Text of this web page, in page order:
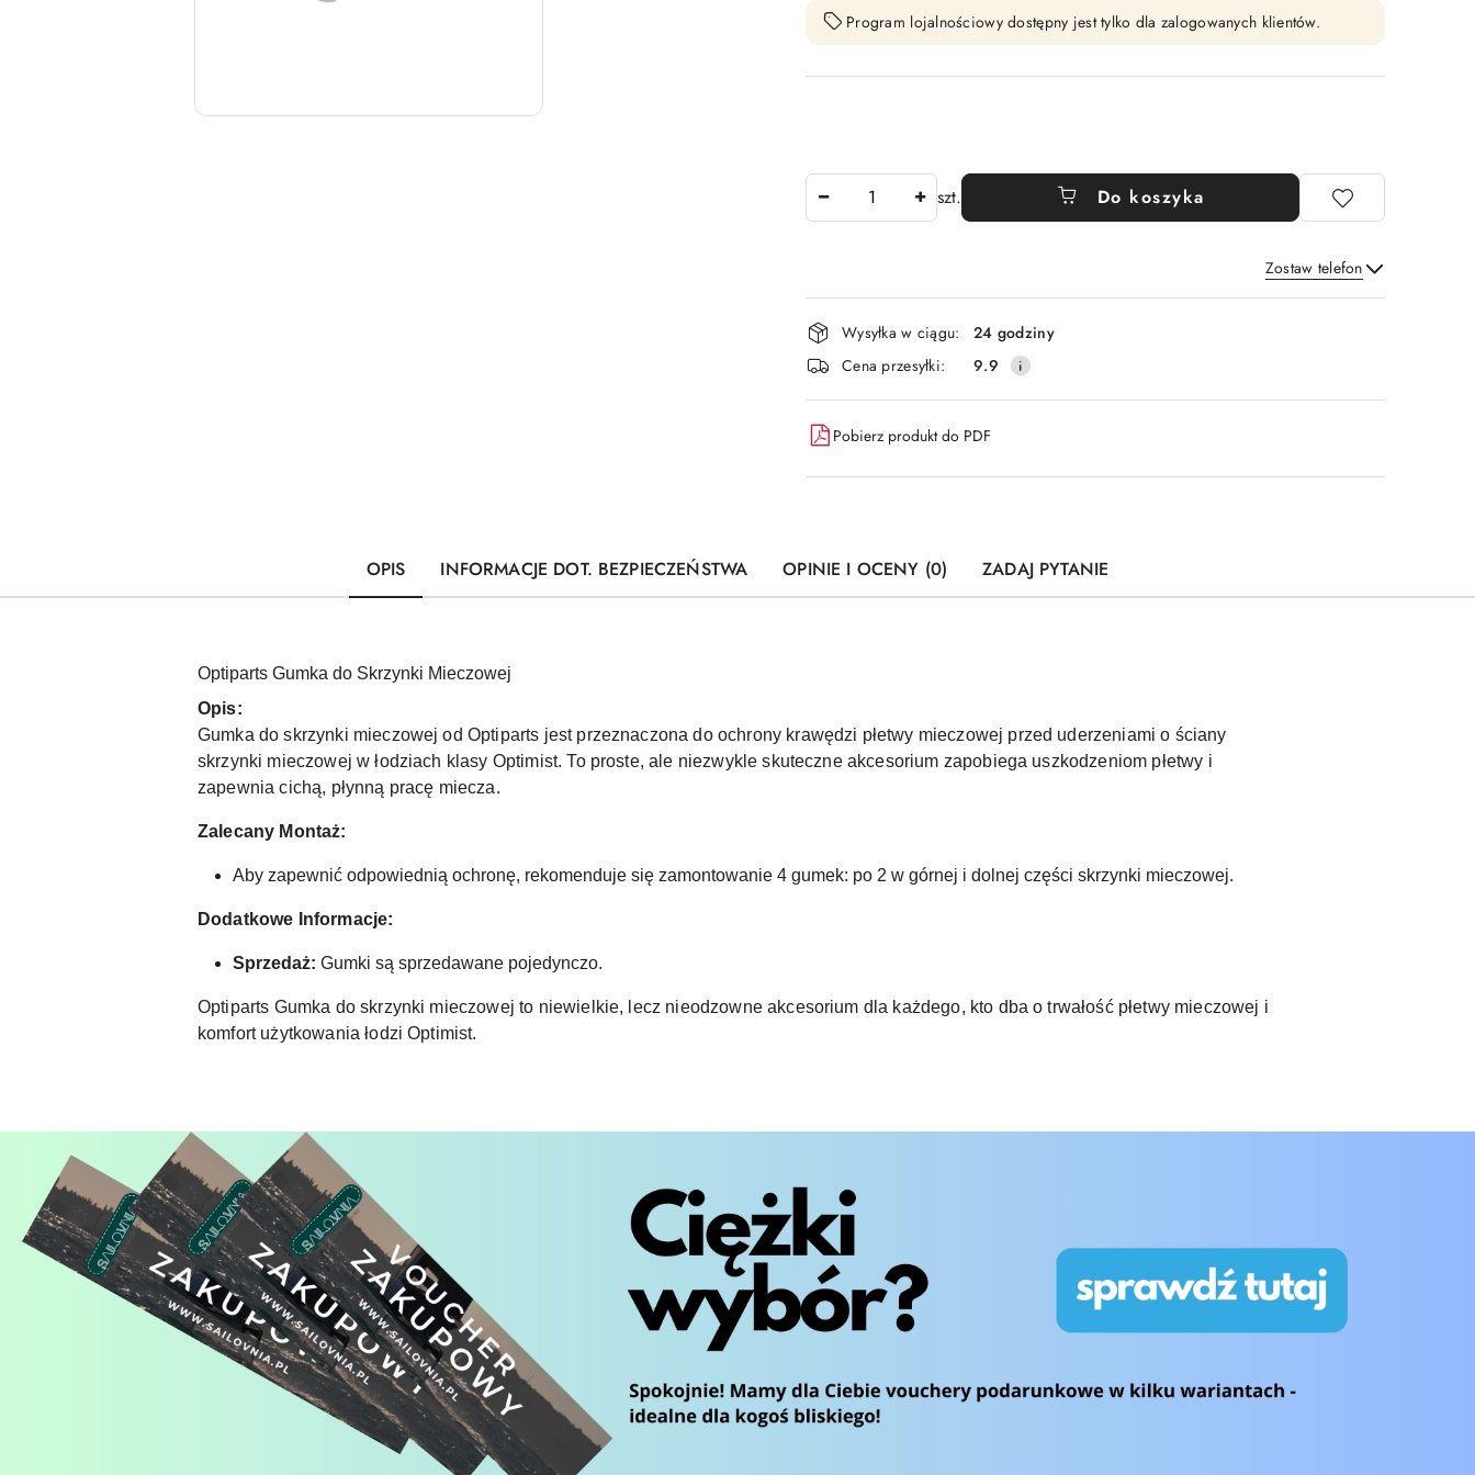
Program lojalnościowy dostępny jest tylko dla zalogowanych klientów.
szt. Do koszyka
Zostaw telefon
Wyślij
Dostępność
i
dostawa
Wysyłka w ciągu:
24 godziny
Cena przesyłki:
9.9
Pobierz produkt do PDF
OPIS INFORMACJE DOT. BEZPIECZEŃSTWA OPINIE I OCENY (0) ZADAJ PYTANIE
Optiparts Gumka do Skrzynki Mieczowej
Opis:
Gumka do skrzynki mieczowej od Optiparts jest przeznaczona do ochrony krawędzi płetwy mieczowej przed uderzeniami o ściany
skrzynki mieczowej w łodziach klasy Optimist. To proste, ale niezwykle skuteczne akcesorium zapobiega uszkodzeniom płetwy i
zapewnia cichą, płynną pracę miecza.
Zalecany Montaż:
Aby zapewnić odpowiednią ochronę, rekomenduje się zamontowanie 4 gumek: po 2 w górnej i dolnej części skrzynki mieczowej.
Dodatkowe Informacje:
Sprzedaż: Gumki są sprzedawane pojedynczo.
Optiparts Gumka do skrzynki mieczowej to niewielkie, lecz nieodzowne akcesorium dla każdego, kto dba o trwałość płetwy mieczowej i
komfort użytkowania łodzi Optimist.